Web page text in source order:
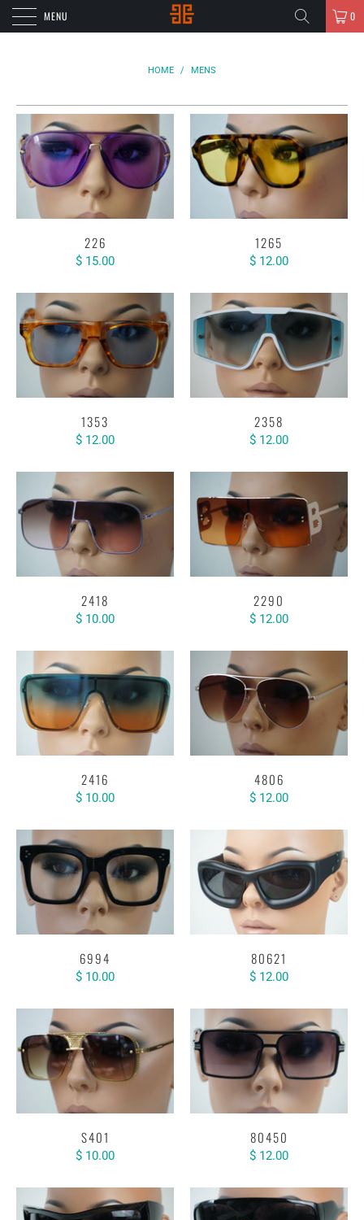
MENU 0
HOME / MENS
226
$ 15.00
1265
$ 12.00
1353
$ 12.00
2358
$ 12.00
2418
$ 10.00
2290
$ 12.00
2416
$ 10.00
4806
$ 12.00
6994
$ 10.00
80621
$ 12.00
S401
$ 10.00
80450
$ 12.00